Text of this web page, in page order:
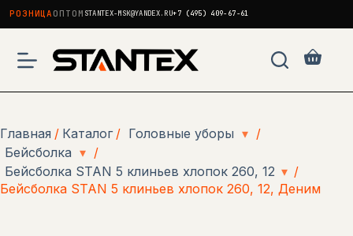
РОЗНИЦА ОПТОМ STANTEX-MSK@YANDEX.RU+7 (495) 409-67-61
сути
Главная / Каталог / Головные уборы ▾ /
Бейсболка ▾ /
Бейсболка STAN 5 клиньев хлопок 260, 12 ▾ /
Бейсболка STAN 5 клиньев хлопок 260, 12, Деним